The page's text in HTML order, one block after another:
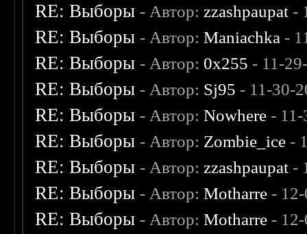
RE: Выборы - Автор: zzashpaupat -
RE: Выборы - Автор:Maniachka -
RE: Выборы - Автор: 0х255 - 11-
RE: Выборы - Автор: Sj95 - 11-30-
RE: Выборы - Автор:Nowhere -
RE: Выборы - Автор: Zombie_ice -
RE: Выборы - Автор: zzashpaupat -
RE: Выборы - Автор:Motharre -
RE: Выборы - Автор:Motharre -